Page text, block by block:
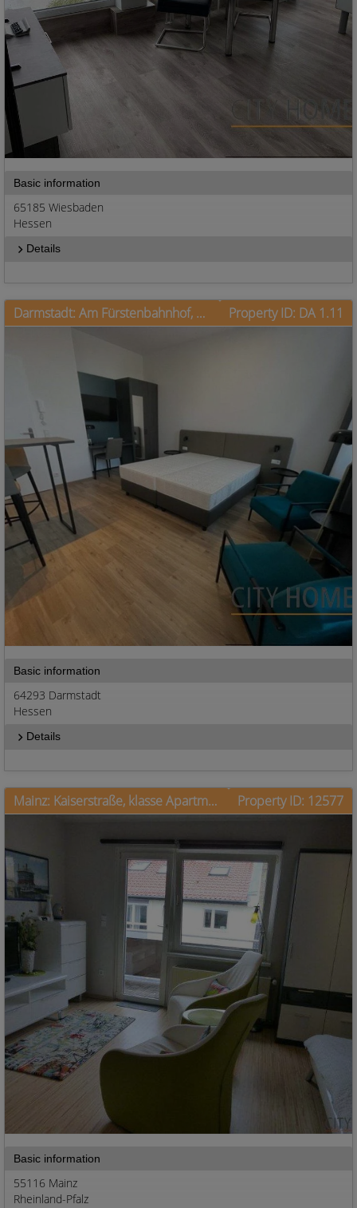
Basic information
65185 Wiesbaden
Hessen
Details
Darmstadt: Am Fürstenbahnhof, Erstbezug, WiFi, Parkplatz Property ID: DA 1.11
Basic information
64293 Darmstadt
Hessen
Details
Mainz: Kaiserstraße, klasse Apartment mit Balkon nahe Bahnhof Property ID: 12577
Basic information
55116 Mainz
Rheinland-Pfalz